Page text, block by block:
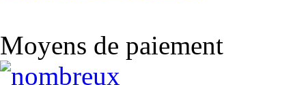
Moyens de paiement